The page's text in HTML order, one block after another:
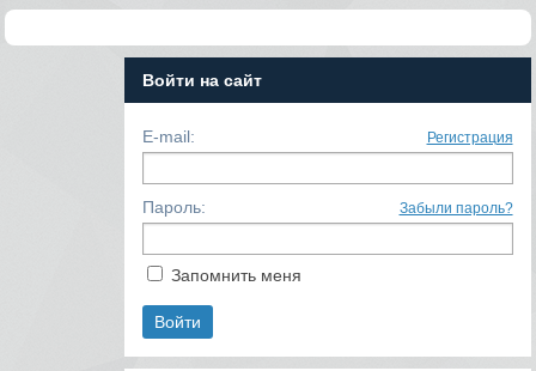
Войти на сайт
E-mail: Регистрация
Пароль: Забыли пароль?
Запомнить меня